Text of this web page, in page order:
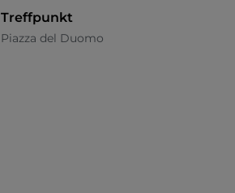
Treffpunkt
Piazza del Duomo